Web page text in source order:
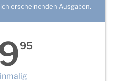
erscheinenden Ausgaben.
995